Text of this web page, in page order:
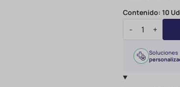
Contenido:10
- +
Soluciones